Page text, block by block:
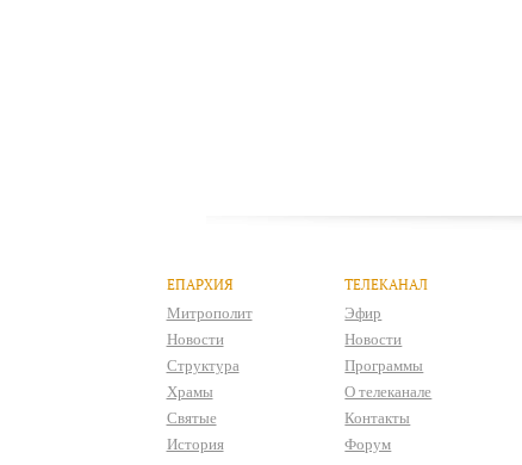
ЕПАРХИЯ
Митрополит
Новости
Структура
Храмы
Святые
История
ТЕЛЕКАНАЛ
Эфир
Новости
Программы
О телеканале
Контакты
Форум